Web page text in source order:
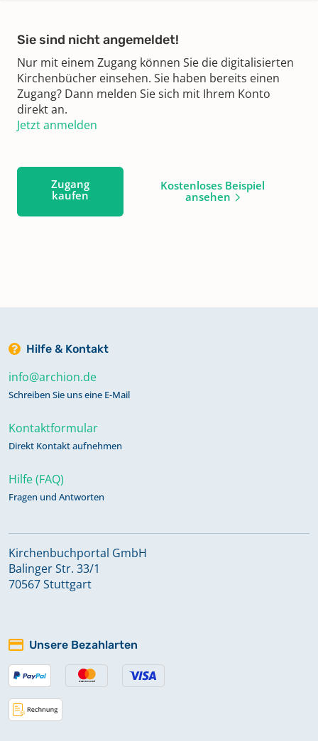
Sie sind nicht angemeldet!
Nur mit einem Zugang können Sie die digitalisierten
Kirchenbücher einsehen. Sie haben bereits einen
Zugang? Dann melden Sie sich mit Ihrem Konto
direkt an.
Jetzt anmelden
Zugang
kaufen
Kostenloses Beispiel
ansehen
Hilfe & Kontakt
info@archion.de
Schreiben Sie uns eine E-Mail
Kontaktformular
Direkt Kontakt aufnehmen
Hilfe (FAQ)
Fragen und Antworten
Kirchenbuchportal GmbH
Balinger Str. 33/1
70567 Stuttgart
Unsere Bezahlarten